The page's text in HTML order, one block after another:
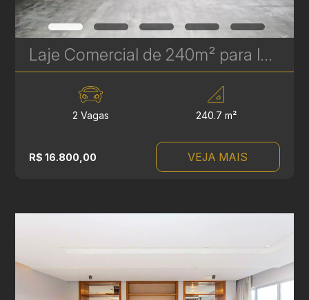
Laje Comercial de 240m² para locação no Centro de Curitiba | Ref 1751
2 Vagas 240.7 m²
R$ 16.800,00 VEJA MAIS